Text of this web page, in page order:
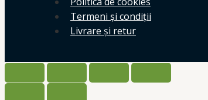
Termeni și condiții
Livrare și retur